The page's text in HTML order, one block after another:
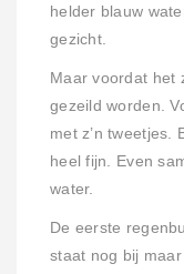
helder blauw
gezicht.
Maar voordat het
gezeild worden.
met z’n tweetjes.
heel fijn. Even
water.
De eerste
staat nog bij